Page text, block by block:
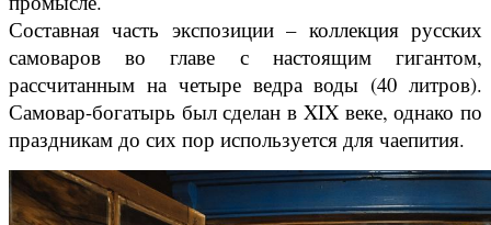
Составная часть экспозиции – коллекция русских
самоваров во главе с настоящим гигантом,
рассчитанным на четыре ведра воды (40 литров).
Самовар-богатырь был сделан в XIX веке, однако по
праздникам до сих пор используется для чаепития.